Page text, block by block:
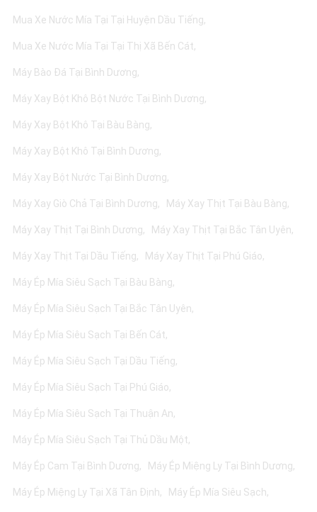
Mua Xe Nước Mía Tại Tại Huyện Dầu Tiếng
Mua Xe Nước Mía Tại Tại Thị Xã Bến Cát
Máy Bào Đá Tại Bình Dương
Máy Xay Bột Khô Bột Nước Tại Bình Dương
Máy Xay Bột Khô Tại Bàu Bàng
Máy Xay Bột Khô Tại Bình Dương
Máy Xay Bột Nước Tại Bình Dương
Máy Xay Giò Chả Tại Bình Dương Máy Xay Thịt Tại Bàu Bàng
Máy Xay Thịt Tại Bình Dương Máy Xay Thịt Tại Bắc Tân Uyên
Máy Xay Thịt Tại Dầu Tiếng Máy Xay Thịt Tại Phú Giáo
Máy Ép Mía Siêu Sạch Tại Bàu Bàng
Máy Ép Mía Siêu Sạch Tại Bắc Tân Uyên
Máy Ép Mía Siêu Sạch Tại Bến Cát
Máy Ép Mía Siêu Sạch Tại Dầu Tiếng
Máy Ép Mía Siêu Sạch Tại Phú Giáo
Máy Ép Mía Siêu Sạch Tại Thuận An
Máy Ép Mía Siêu Sạch Tại Thủ Dầu Một
Máy Ép Cam Tại Bình Dương Máy Ép Miệng Ly Tại Bình Dương
Máy Ép Miệng Ly Tại Xã Tân Định Máy Ép Mía Siêu Sạch